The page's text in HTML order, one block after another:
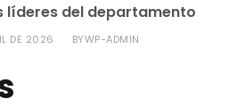
líderes del departamento
DE 2026 BYWP-ADMIN